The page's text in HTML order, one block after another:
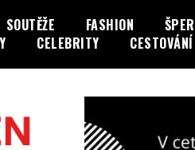
SOUTĚŽE FASHION
CELEBRITY